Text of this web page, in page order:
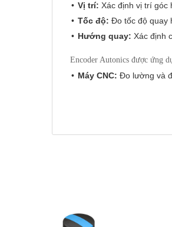
Vị trí: Xác định vị trí góc
Tốc độ: Đo tốc độ quay
Hướng quay: Xác định
Encoder Autonics được ứng
Máy CNC: Đo lường và
Phản
Kiểm
Thiết bị in ấn:Định vị
được xác định bởi: